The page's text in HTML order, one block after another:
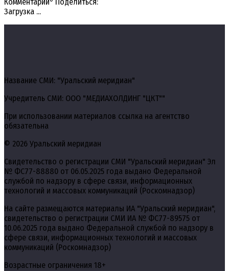
Загрузка ...
Название СМИ: "Уральский меридиан"
Учредитель СМИ: ООО "МЕДИАХОЛДИНГ "ЦКТ""
При использовании материалов ссылка на агентство
обязательна
© 2026 Уральский меридиан
Свидетельство о регистрации СМИ "Уральский меридиан" Эл
№ ФС77-88880 от 06.05.2025 года выдано Федеральной
службой по надзору в сфере связи, информационных
технологий и массовых коммуникаций (Роскомнадзор)
На сайте размещаются материалы ИА "Уральский меридиан",
свидетельство о регистрации СМИ ИА № ФС77-89575 от
10.06.2025 года выдано Федеральной службой по надзору в
сфере связи, информационных технологий и массовых
коммуникаций (Роскомнадзор)
Возрастные ограничения 18+